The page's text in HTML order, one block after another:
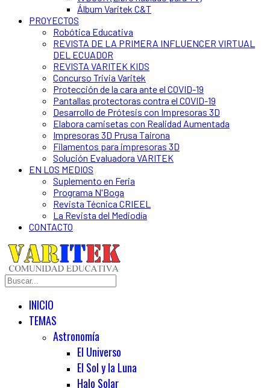
Álbum Varitek C&T
PROYECTOS
Robótica Educativa
REVISTA DE LA PRIMERA INFLUENCER VIRTUAL
DEL ECUADOR
REVISTA VARITEK KIDS
Concurso Trivia Varitek
Protección de la cara ante el COVID-19
Pantallas protectoras contra el COVID-19
Desarrollo de Prótesis con Impresoras 3D
Elabora camisetas con Realidad Aumentada
Impresoras 3D Prusa Tairona
Filamentos para impresoras 3D
Solución Evaluadora VARITEK
EN LOS MEDIOS
Suplemento en Feria
Programa N'Boga
Revista Técnica CRIEEL
La Revista del Mediodía
CONTACTO
INICIO
TEMAS
Astronomía
El Universo
El Sol y la Luna
Halo Solar